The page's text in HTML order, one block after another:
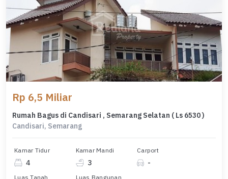
Rp 6,5 Miliar
Rumah Bagus di Candisari , Semarang Selatan ( Ls 6530 )
Candisari, Semarang
Kamar Tidur
4
Kamar Mandi
3
Carport
-
Luas Tanah Luas Bangunan